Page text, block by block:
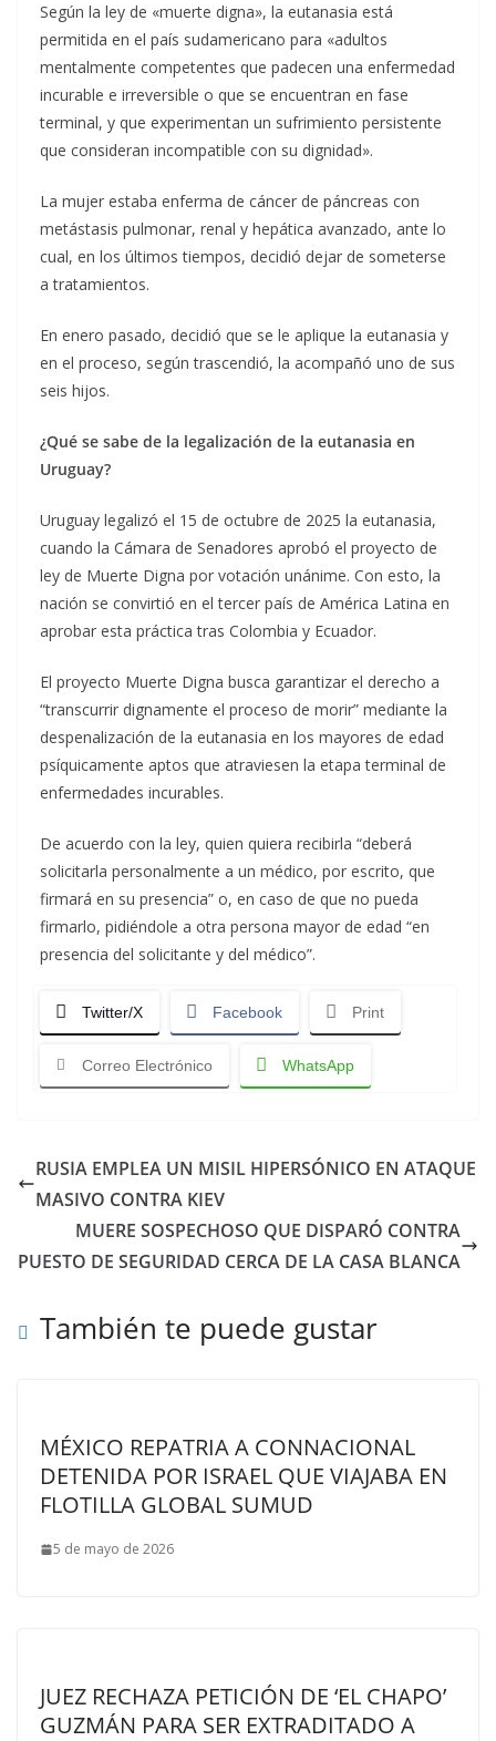
Según la ley de «muerte digna», la eutanasia está
permitida en el país sudamericano para «adultos
mentalmente competentes que padecen una enfermedad
incurable e irreversible o que se encuentran en fase
terminal, y que experimentan un sufrimiento persistente
que consideran incompatible con su dignidad».
La mujer estaba enferma de cáncer de páncreas con
metástasis pulmonar, renal y hepática avanzado, ante lo
cual, en los últimos tiempos, decidió dejar de someterse
a tratamientos.
En enero pasado, decidió que se le aplique la eutanasia y
en el proceso, según trascendió, la acompañó uno de sus
seis hijos.
¿Qué se sabe de la legalización de la eutanasia en
Uruguay?
Uruguay legalizó el 15 de octubre de 2025 la eutanasia,
cuando la Cámara de Senadores aprobó el proyecto de
ley de Muerte Digna por votación unánime. Con esto, la
nación se convirtió en el tercer país de América Latina en
aprobar esta práctica tras Colombia y Ecuador.
El proyecto Muerte Digna busca garantizar el derecho a
“transcurrir dignamente el proceso de morir” mediante la
despenalización de la eutanasia en los mayores de edad
psíquicamente aptos que atraviesen la etapa terminal de
enfermedades incurables.
De acuerdo con la ley, quien quiera recibirla “deberá
solicitarla personalmente a un médico, por escrito, que
firmará en su presencia” o, en caso de que no pueda
firmarlo, pidiéndole a otra persona mayor de edad “en
presencia del solicitante y del médico”.
Twitter/X Facebook Print
Correo Electrónico WhatsApp
RUSIA EMPLEA UN MISIL HIPERSÓNICO EN ATAQUE
MASIVO CONTRA KIEV
MUERE SOSPECHOSO QUE DISPARÓ CONTRA
PUESTO DE SEGURIDAD CERCA DE LA CASA BLANCA
También te puede gustar
MÉXICO REPATRIA A CONNACIONAL
DETENIDA POR ISRAEL QUE VIAJABA EN
FLOTILLA GLOBAL SUMUD
5 de mayo de 2026
JUEZ RECHAZA PETICIÓN DE ‘EL CHAPO’
GUZMÁN PARA SER EXTRADITADO A